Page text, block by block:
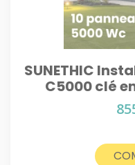
SUNETHIC
C5000 clé